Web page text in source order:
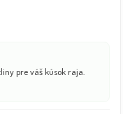
pre váš kúsok raja.